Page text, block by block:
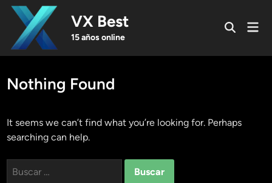
Skip
content
VX Best
15 años online
Open
Nothing Found
It seems we can’t find what you’re looking for. Perhaps
searching can help.
Buscar: